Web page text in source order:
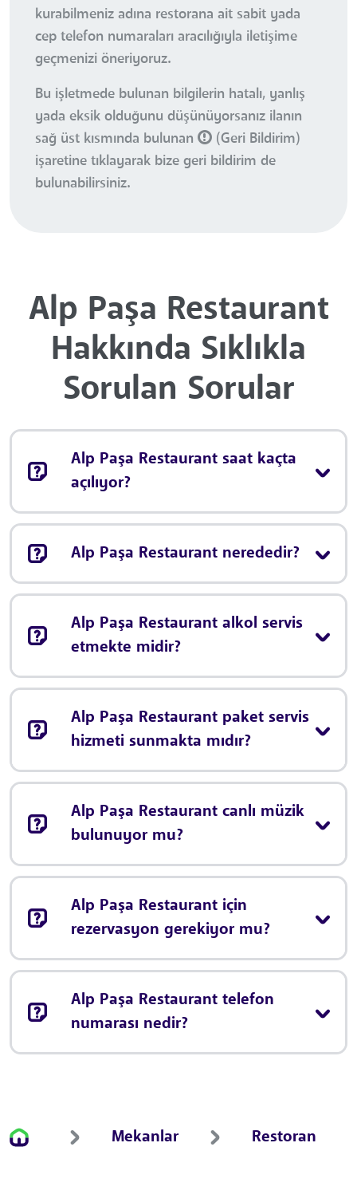
kurabilmeniz adına restorana ait sabit yada
cep telefon numaraları aracılığıyla iletişime
geçmenizi öneriyoruz.
Bu işletmede bulunan bilgilerin hatalı, yanlış
yada eksik olduğunu düşünüyorsanız ilanın
sağ üst kısmında bulunan
(Geri Bildirim)
işaretine tıklayarak bize geri bildirim de
bulunabilirsiniz.
Alp Paşa Restaurant
Hakkında Sıklıkla
Sorulan Sorular
Alp Paşa Restaurant saat kaçta
açılıyor?
Alp Paşa Restaurant nerededir?
Alp Paşa Restaurant alkol servis
etmekte midir?
Alp Paşa Restaurant paket servis
hizmeti sunmakta mıdır?
Alp Paşa Restaurant canlı müzik
bulunuyor mu?
Alp Paşa Restaurant için
rezervasyon gerekiyor mu?
Alp Paşa Restaurant telefon
numarası nedir?
Mekanlar Restoran